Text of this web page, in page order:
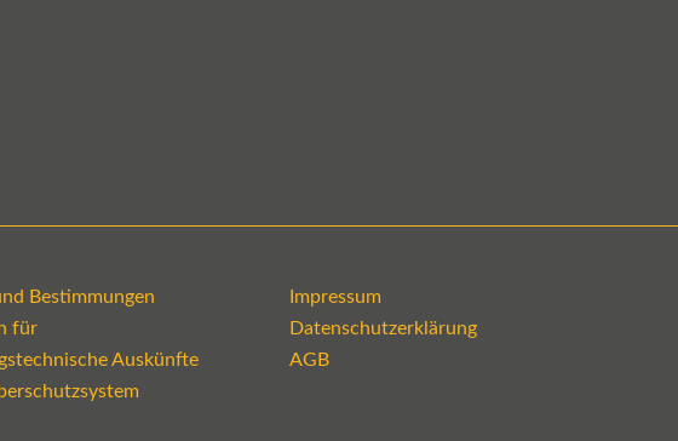
Bestimmungen
für
Auskünfte
Impressum
Datenschutzerklärung
AGB